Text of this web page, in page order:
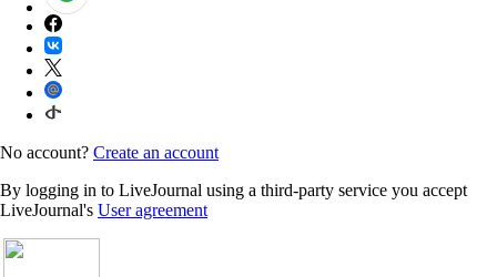
No account? Create an account
By logging in to LiveJournal using a third-party service you accept
LiveJournal's User agreement